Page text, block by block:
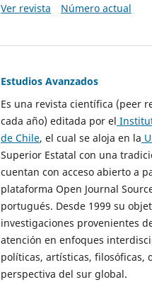
Ver revista
Número actual
Estudios Avanzados
Es una revista científica (peer
cada año) editada por el
de Chile, el cual se aloja en la
Superior Estatal con una
cuentan con acceso abierto a
plataforma Open Journal
portugués. Desde 1999 su
investigaciones provenientes
atención en enfoques
políticas, artísticas, filosóficas,
perspectiva del sur global.